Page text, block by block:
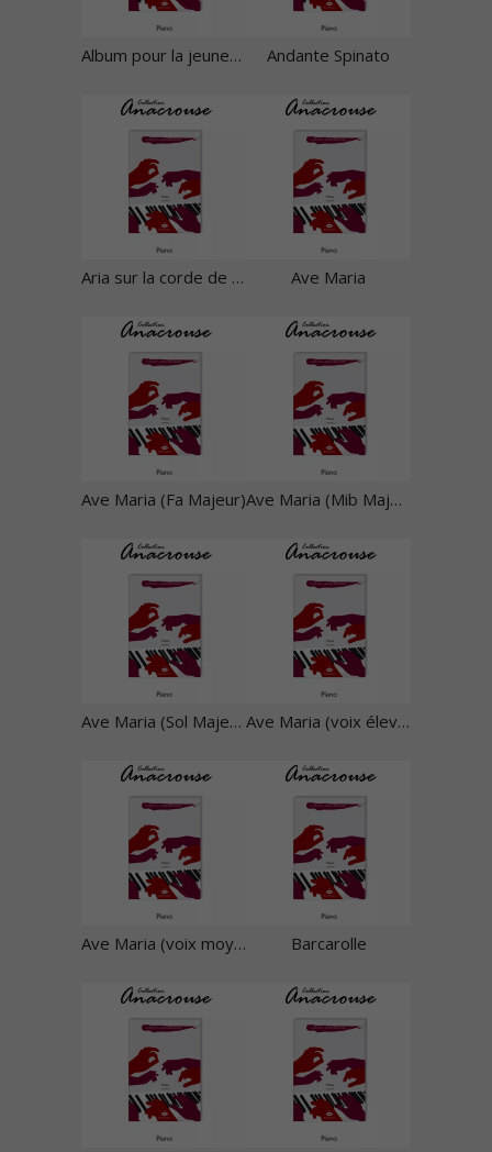
Album pour la jeunesse Andante Spinato
Aria sur la corde de sol Ave Maria
Ave Maria (Fa Majeur) Ave Maria (Mib Majeur)
Ave Maria (Sol Majeur) Ave Maria (voix élevées)
Ave Maria (voix moyennes) Barcarolle